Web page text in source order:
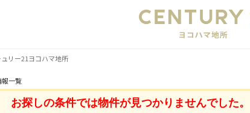
リー21ヨコハマ地所
一覧
お探しの条件では物件が見つかりませんでした。